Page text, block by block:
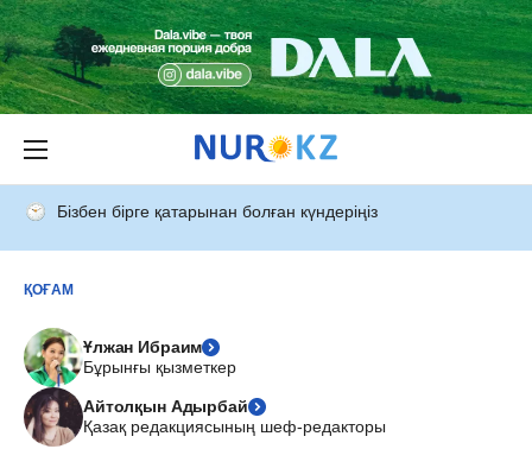
Бізбен бірге қатарынан болған күндеріңіз
ҚОҒАМ
Ұлжан Ибраим
Бұрынғы қызметкер
Айтолқын Адырбай
Қазақ редакциясының шеф-редакторы